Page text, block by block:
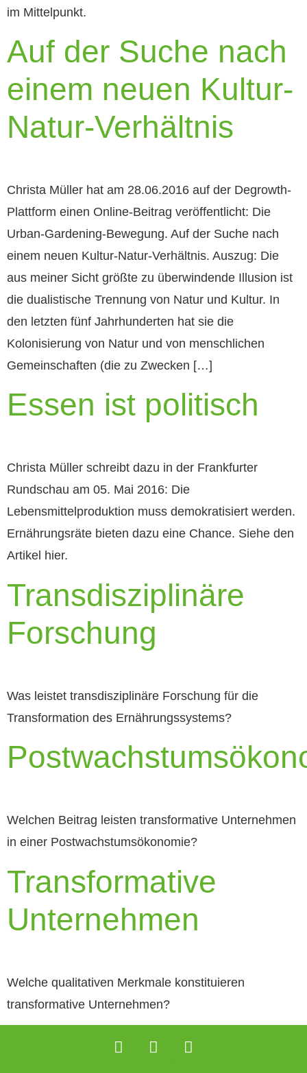
im Mittelpunkt.
Auf der Suche nach
einem neuen Kultur-
Natur-Verhältnis
Christa Müller hat am 28.06.2016 auf der Degrowth-
Plattform einen Online-Beitrag veröffentlicht: Die
Urban-Gardening-Bewegung. Auf der Suche nach
einem neuen Kultur-Natur-Verhältnis. Auszug: Die
aus meiner Sicht größte zu überwindende Illusion ist
die dualistische Trennung von Natur und Kultur. In
den letzten fünf Jahrhunderten hat sie die
Kolonisierung von Natur und von menschlichen
Gemeinschaften (die zu Zwecken […]
Essen ist politisch
Christa Müller schreibt dazu in der Frankfurter
Rundschau am 05. Mai 2016: Die
Lebensmittelproduktion muss demokratisiert werden.
Ernährungsräte bieten dazu eine Chance. Siehe den
Artikel hier.
Transdisziplinäre
Forschung
Was leistet transdisziplinäre Forschung für die
Transformation des Ernährungssystems?
Welchen Beitrag leisten transformative Unternehmen
in einer Postwachstumsökonomie?
Transformative
Unternehmen
Welche qualitativen Merkmale konstituieren
transformative Unternehmen?